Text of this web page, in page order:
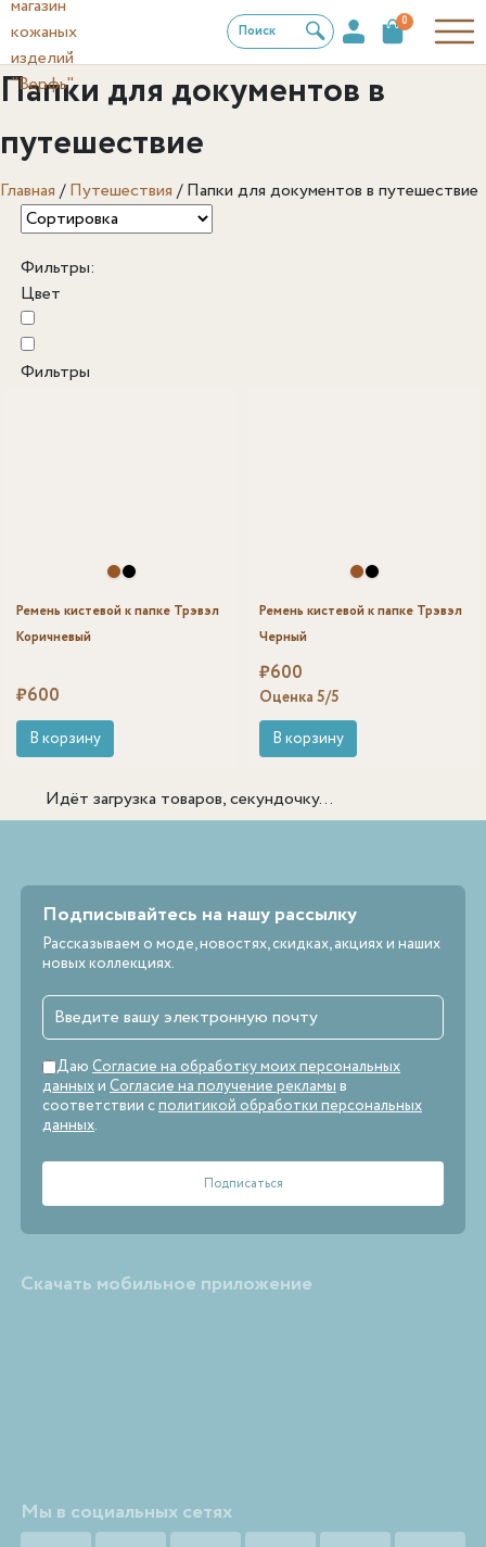
Поиск
0
Папки для документов в
путешествие
Главная /Путешествия /Папки для документов в путешествие
Фильтры:
Цвет
Фильтры
Ремень кистевой к папке Трэвэл
Коричневый
₽600
В корзину
Ремень кистевой к папке Трэвэл
Черный
₽600
Оценка 5/5
В корзину
Идёт загрузка товаров, секундочку...
Подписывайтесь на нашу рассылку
Рассказываем о моде, новостях, скидках, акциях и наших
новых коллекциях.
Даю Согласие на обработку моих персональных
данныхи Согласие на получение рекламыв
соответствии сполитикой обработки персональных
данных.
Скачать мобильное приложение
Мы в социальных сетях